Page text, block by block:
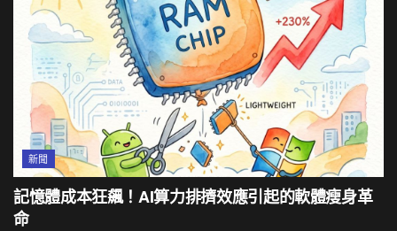
新聞
記憶體成本狂飆！AI算力排擠效應引起的軟體瘦身革
命